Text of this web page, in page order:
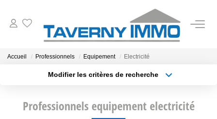
ESTIMATION
OUTILS
Accueil Professionnels Equipement Electricité
Modifier les critères de recherche
Type de bien
Professionnels equipement electricité